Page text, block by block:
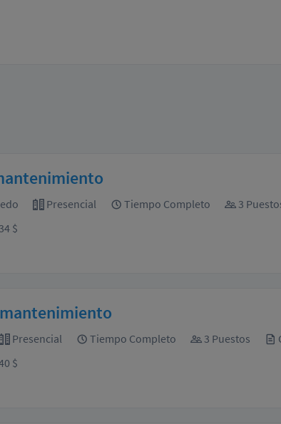
Presencial Tiempo Completo 3
$
Presencial Tiempo Completo 3 Puestos
$